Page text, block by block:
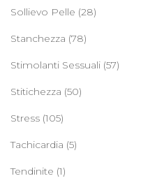
Sollievo Pelle (28)
Stanchezza (78)
Stimolanti Sessuali (57)
Stitichezza (50)
Stress (105)
Tachicardia (5)
Tendinite (1)